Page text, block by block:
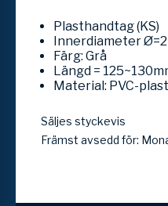
Plasthandtag (KS)
Innerdiameter
Färg: Grå
Längd =
Material: PVC-plast
Säljes styckevis
Främst avsedd för: